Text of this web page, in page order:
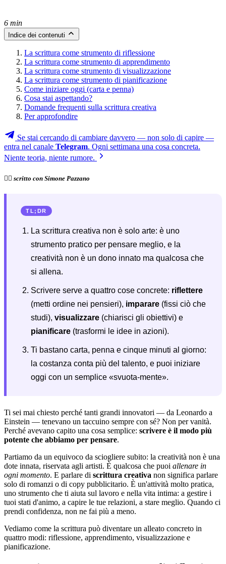
6 min
Indice dei contenuti
La scrittura come strumento di riflessione
La scrittura come strumento di apprendimento
La scrittura come strumento di visualizzazione
La scrittura come strumento di pianificazione
Come iniziare oggi (carta e penna)
Cosa stai aspettando?
Domande frequenti sulla scrittura creativa
Per approfondire
Se stai cercando di cambiare davvero — non solo di capire —
entra nel canale Telegram. Ogni settimana una cosa concreta.
Niente teoria, niente rumore.
✍🏻 scritto con Simone Pazzano
TL;DR
La scrittura creativa non è solo arte: è uno
strumento pratico per pensare meglio, e la
creatività non è un dono innato ma qualcosa che
si allena.
Scrivere serve a quattro cose concrete: riflettere
(metti ordine nei pensieri), imparare (fissi ciò che
studi), visualizzare (chiarisci gli obiettivi) e
pianificare (trasformi le idee in azioni).
Ti bastano carta, penna e cinque minuti al giorno:
la costanza conta più del talento, e puoi iniziare
oggi con un semplice «svuota-mente».
Ti sei mai chiesto perché tanti grandi innovatori — da Leonardo a
Einstein — tenevano un taccuino sempre con sé? Non per vanità.
Perché avevano capito una cosa semplice: scrivere è il modo più
potente che abbiamo per pensare.
Partiamo da un equivoco da sciogliere subito: la creatività non è una
dote innata, riservata agli artisti. È qualcosa che puoi allenare in
ogni momento. E parlare di scrittura creativa non significa parlare
solo di romanzi o di copy pubblicitario. È un'attività molto pratica,
uno strumento che ti aiuta sul lavoro e nella vita intima: a gestire i
tuoi stati d'animo, a capire le tue relazioni, a stare meglio. Quando ci
prendi confidenza, non ne fai più a meno.
Vediamo come la scrittura può diventare un alleato concreto in
quattro modi: riflessione, apprendimento, visualizzazione e
pianificazione.